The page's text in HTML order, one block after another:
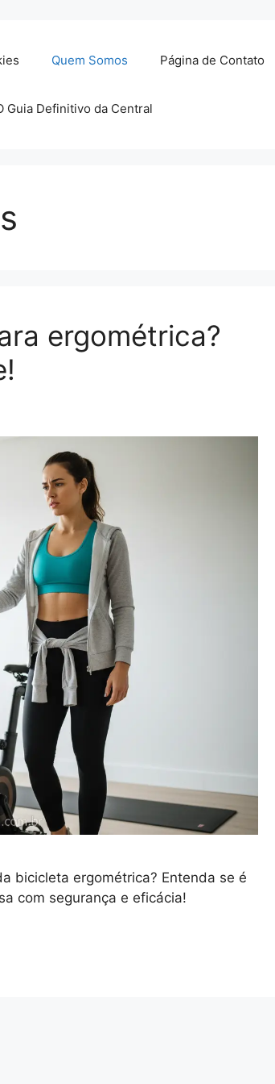
Quem Somos Página de Contato
Guia Definitivo da Central
ergométrica?
bicicleta ergométrica? Entenda se é
com segurança e eficácia!